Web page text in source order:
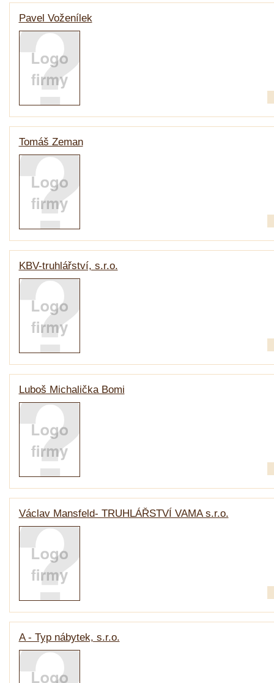
Pavel Voženílek
Tomáš Zeman
KBV-truhlářství, s.r.o.
Luboš Michalička Bomi
Václav Mansfeld- TRUHLÁŘSTVÍ VAMA s.r.o.
A - Typ nábytek, s.r.o.